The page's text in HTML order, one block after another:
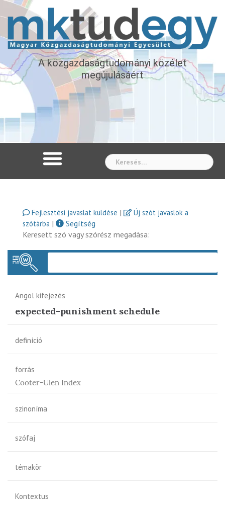
A közgazdaságtudományi közélet
megújulásáért
Fejlesztési javaslat küldése |
Új szót javaslok a
szótárba |
Segítség
Keresett szó vagy szórész megadása:
Angol kifejezés
expected-punishment schedule
definíció
forrás
Cooter-Ulen Index
szinoníma
szófaj
témakör
Kontextus